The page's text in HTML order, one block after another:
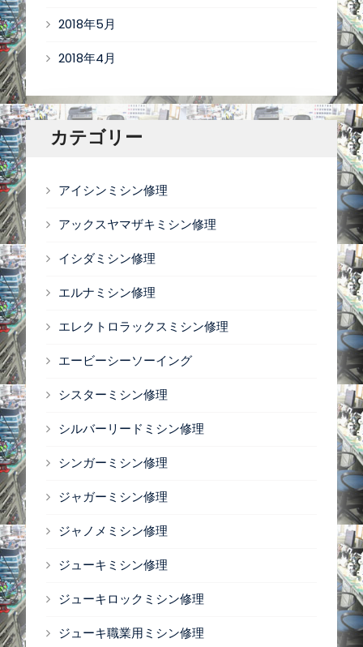
2018年5月
2018年4月
カテゴリー
アイシンミシン修理
アックスヤマザキミシン修理
イシダミシン修理
エルナミシン修理
エレクトロラックスミシン修理
エービーシーソーイング
シスターミシン修理
シルバーリードミシン修理
シンガーミシン修理
ジャガーミシン修理
ジャノメミシン修理
ジューキミシン修理
ジューキロックミシン修理
ジューキ職業用ミシン修理